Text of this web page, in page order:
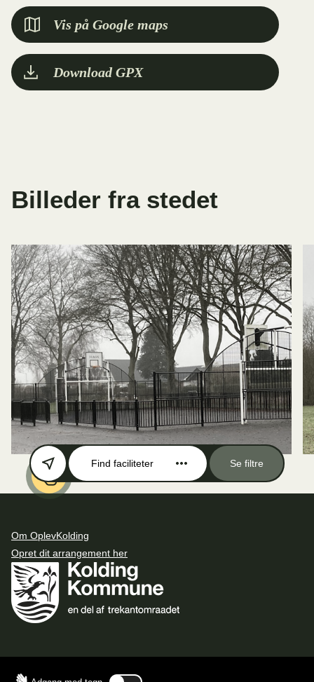
Vis på Google maps
Download GPX
Billeder fra stedet
Find faciliteter Se filtre
Om OplevKolding
Opret dit arrangement her